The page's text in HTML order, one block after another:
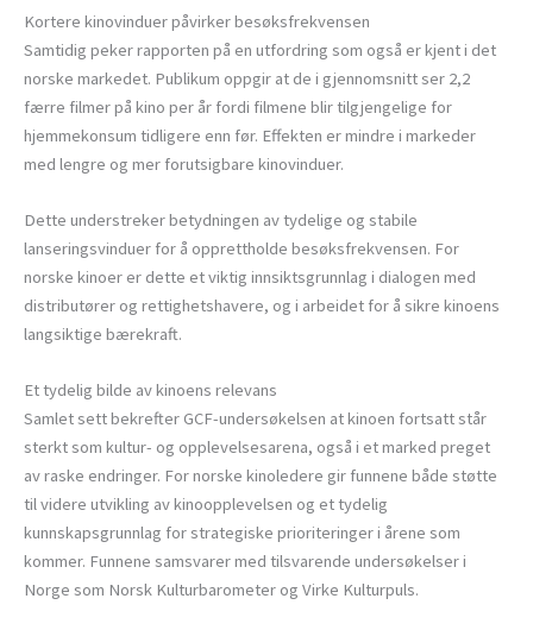
Kortere kinovinduer påvirker besøksfrekvensen
Samtidig peker rapporten på en utfordring som også er kjent i det
norske markedet. Publikum oppgir at de i gjennomsnitt ser 2,2
færre filmer på kino per år fordi filmene blir tilgjengelige for
hjemmekonsum tidligere enn før. Effekten er mindre i markeder
med lengre og mer forutsigbare kinovinduer.
Dette understreker betydningen av tydelige og stabile
lanseringsvinduer for å opprettholde besøksfrekvensen. For
norske kinoer er dette et viktig innsiktsgrunnlag i dialogen med
distributører og rettighetshavere, og i arbeidet for å sikre kinoens
langsiktige bærekraft.
Et tydelig bilde av kinoens relevans
Samlet sett bekrefter GCF-undersøkelsen at kinoen fortsatt står
sterkt som kultur- og opplevelsesarena, også i et marked preget
av raske endringer. For norske kinoledere gir funnene både støtte
til videre utvikling av kinoopplevelsen og et tydelig
kunnskapsgrunnlag for strategiske prioriteringer i årene som
kommer. Funnene samsvarer med tilsvarende undersøkelser i
Norge som Norsk Kulturbarometer og Virke Kulturpuls.